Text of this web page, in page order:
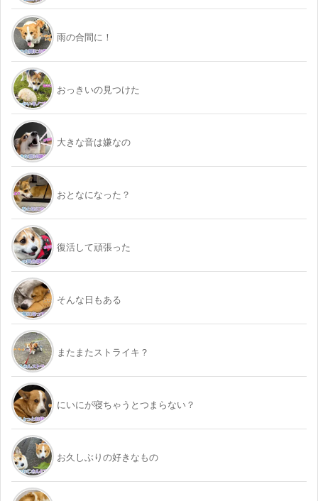
雨の合間に！
おっきいの見つけた
大きな音は嫌なの
おとなになった？
復活して頑張った
そんな日もある
またまたストライキ？
にいにが寝ちゃうとつまらない？
お久しぶりの好きなもの